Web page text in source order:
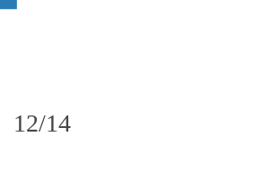
12/14